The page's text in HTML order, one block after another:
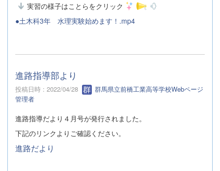
実習の様子はことらをクリック
●土木科3年 水理実験始めます！.mp4
進路指導部より
投稿日時 : 2022/04/28
群馬県立前橋工業高等学校Webページ
管理者
進路指導だより４月号が発行されました。
下記のリンクよりご確認ください。
進路だより